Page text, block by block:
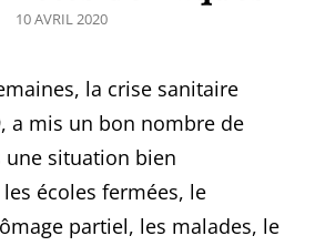
POSTED
10 AVRIL 2020
la crise sanitaire
a mis un bon nombre de
une situation bien
écoles fermées, le
partiel, les malades, le